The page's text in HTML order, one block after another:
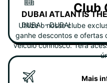
DUBAI ATLANTIS
DUBAI - DUBAI
Club
Utilize o nosso clube
ganhe descontos e ofertas
veiculo connosco. Terá
Mais